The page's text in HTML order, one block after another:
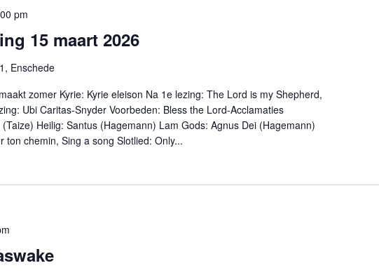
15 maart 2026
pm
Enschede
zomer Kyrie: Kyrie eleison Na 1e lezing: The Lord is my Shepherd,
Ubi Caritas-Snyder Voorbeden: Bless the Lord-Acclamaties
Heilig: Santus (Hagemann) Lam Gods: Agnus Dei (Hagemann)
ton chemin, Sing a song Slotlied: Only...